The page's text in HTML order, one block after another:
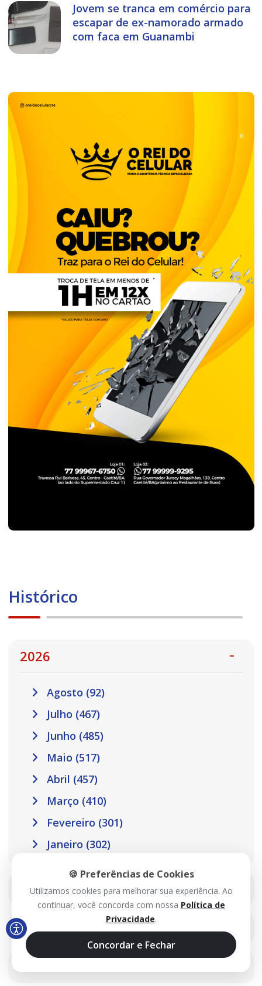
Jovem se tranca em comércio para
escapar de ex-namorado armado
com faca em Guanambi
Histórico
2026
Agosto (92)
Julho (467)
Junho (485)
Maio (517)
Abril (457)
Março (410)
Fevereiro (301)
Janeiro (302)
2025
2024
🍪 Preferências de Cookies
Utilizamos cookies para melhorar sua experiência. Ao
continuar, você concorda com nossa Política de
Privacidade.
Concordar e Fechar